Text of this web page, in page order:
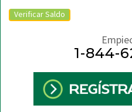
Verificar Saldo
1-844-